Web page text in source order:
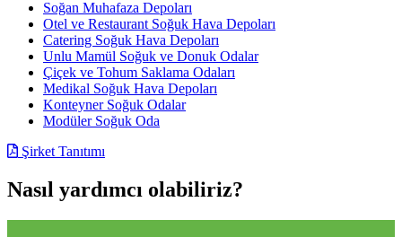
Soğan Muhafaza Depoları
Otel ve Restaurant Soğuk Hava Depoları
Catering Soğuk Hava Depoları
Unlu Mamül Soğuk ve Donuk Odalar
Çiçek ve Tohum Saklama Odaları
Medikal Soğuk Hava Depoları
Konteyner Soğuk Odalar
Modüler Soğuk Oda
Şirket Tanıtımı
Nasıl yardımcı olabiliriz?